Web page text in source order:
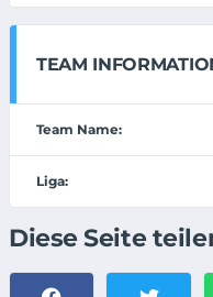
TEAM
Team Name:
Liga:
Diese Seite